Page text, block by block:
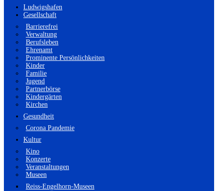
Ludwigshafen
Gesellschaft
Barrierefrei
Verwaltung
Berufsleben
Ehrenamt
Prominente Persönlichkeiten
Kinder
Familie
Jugend
Partnerbörse
Kindergärten
Kirchen
Gesundheit
Corona Pandemie
Kultur
Kino
Konzerte
Veranstaltungen
Museen
Reiss-Engelhorn-Museen